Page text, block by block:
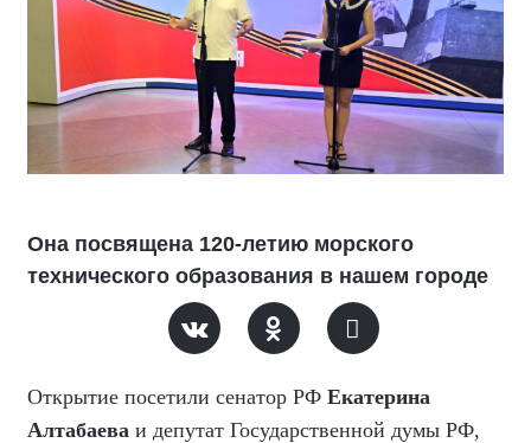
Она посвящена 120-летию морского
технического образования в нашем городе
Открытие посетили сенатор РФ Екатерина
Алтабаева и депутат Государственной думы РФ,